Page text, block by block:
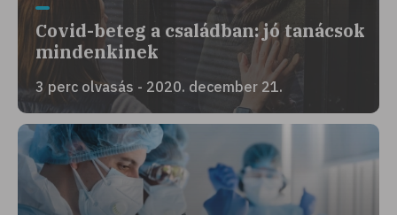
Covid-beteg a családban: jó tanácsok
mindenkinek
3 perc olvasás - 2020. december 21.